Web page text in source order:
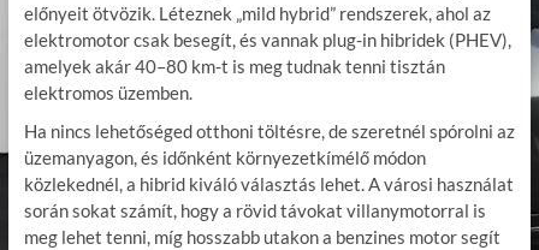
előnyeit ötvözik. Léteznek „mild hybrid” rendszerek, ahol az
elektromotor csak besegít, és vannak plug-in hibridek (PHEV),
amelyek akár 40–80 km-t is meg tudnak tenni tisztán
elektromos üzemben.
Ha nincs lehetőséged otthoni töltésre, de szeretnél spórolni az
üzemanyagon, és időnként környezetkímélő módon
közlekednél, a hibrid kiváló választás lehet. A városi használat
során sokat számít, hogy a rövid távokat villanymotorral is
meg lehet tenni, míg hosszabb utakon a benzines motor segít